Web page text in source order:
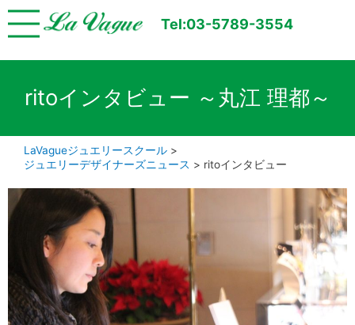
Tel:03-5789-3554
ritoインタビュー ～丸江 理都～
LaVagueジュエリースクール >
ジュエリーデザイナーズニュース > ritoインタビュー